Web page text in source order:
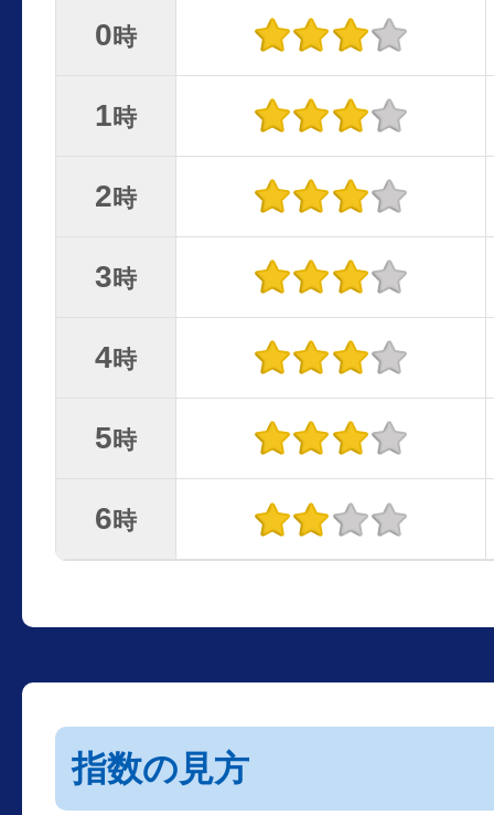
0時
1時
2時
3時
4時
5時
6時
指数の見方